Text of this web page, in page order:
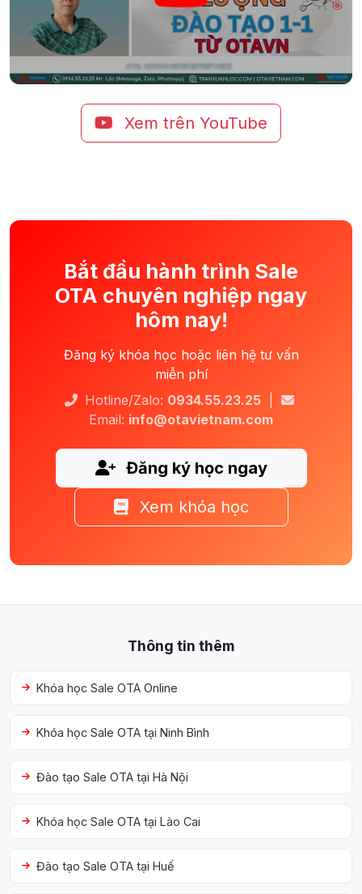
Xem trên YouTube
Bắt đầu hành trình Sale
OTA chuyên nghiệp ngay
hôm nay!
Đăng ký khóa học hoặc liên hệ tư vấn
miễn phí
Hotline/Zalo: 0934.55.23.25
Email: info@otavietnam.com
Đăng ký học ngay
Xem khóa học
Thông tin thêm
Khóa học Sale OTA Online
Khóa học Sale OTA tại Ninh Bình
Đào tạo Sale OTA tại Hà Nội
Khóa học Sale OTA tại Lào Cai
Đào tạo Sale OTA tại Huế